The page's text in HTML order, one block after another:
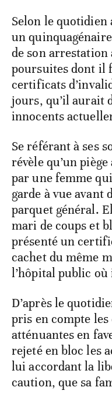
Selon le quotidien
un
de son arrestation
poursuites dont il
certificats
jours, qu’il aurait
innocents
Se référant à ses
révèle qu’un
par une femme
garde à vue avant
parquet général.
mari de coups et
présenté un
cachet du même
l’hôpital public où
D’après le
pris en compte
atténuantes en
rejeté en bloc les
lui accordant la
caution, que sa